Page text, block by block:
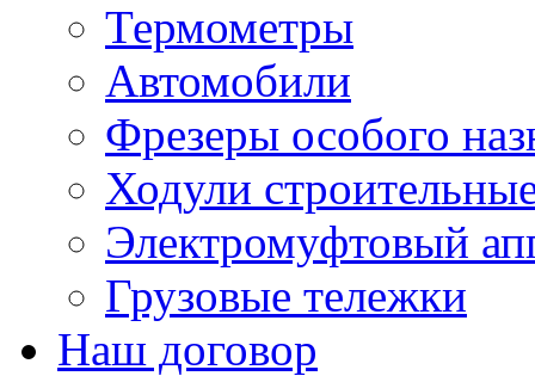
Термометры
Автомобили
Фрезеры особого
Ходули
Электромуфтовый
Грузовые тележки
Наш договор